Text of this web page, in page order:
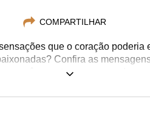
COMPARTILHAR
que o coração poderia
Confira as
você se entregar ao amor!